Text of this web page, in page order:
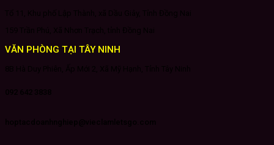
VĂN PHÒNG TẠI TÂY NINH